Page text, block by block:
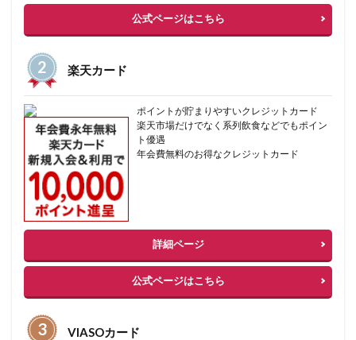
公式ページはこちら
楽天カード
ポイントが貯まりやすいクレジットカード
楽天市場だけでなく系列飲食などでもポイン
ト優遇
年会費無料のお得なクレジットカード
詳細ページ
公式ページはこちら
VIASOカード